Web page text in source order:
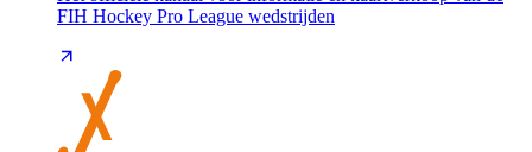
FIH Hockey Pro League wedstrijden